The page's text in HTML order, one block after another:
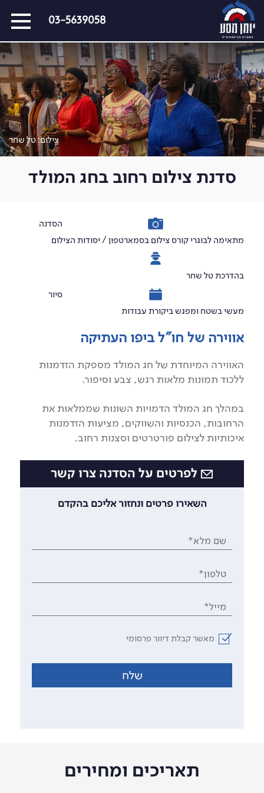
דלג
על
התפריט
03-5639058
כל המסעות הקרובים
מסעות שייט
הפרויקטים החברתיים שלנו
סיפורים מבעד לעדשה
כתבו עלינו
על צילום וצלמים
צילום: טל שחר
סדנת צילום רחוב בחג המולד
הסדנה
מתאימה לבוגרי קורס צילום בסמארטפון / יסודות הצילום
בהדרכת טל שחר
סיור
מעשי בשטח ומפגש ביקורת עבודות
אווירה של חו"ל ביפו העתיקה
האווירה המיוחדת של חג המולד מספקת הזדמנות
ללכוד תמונות מלאות רגש, צבע וסיפור.
במהלך חג המולד הדמויות השונות שממלאות את
הרחובות, הכנסיות והשווקים, מציעות הזדמנות
איכותיות לצילום פורטרטים וסצנות רחוב.
לפרטים על הסדנה צרו קשר
השאירו פרטים ונחזור אליכם בהקדם
שם מלא*
טלפון*
מייל*
מאשר קבלת דיוור פרסומי
שלח
תאריכים ומחירים